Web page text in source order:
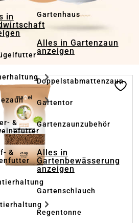
in
&
&
Gartenhaus
Alles in Gartenzaun
anzeigen
Doppelstabmattenzaun
Gartentor
Gartenzaunzubehör
Alles in
Gartenbewässerung
anzeigen
Gartenschlauch
Regentonne